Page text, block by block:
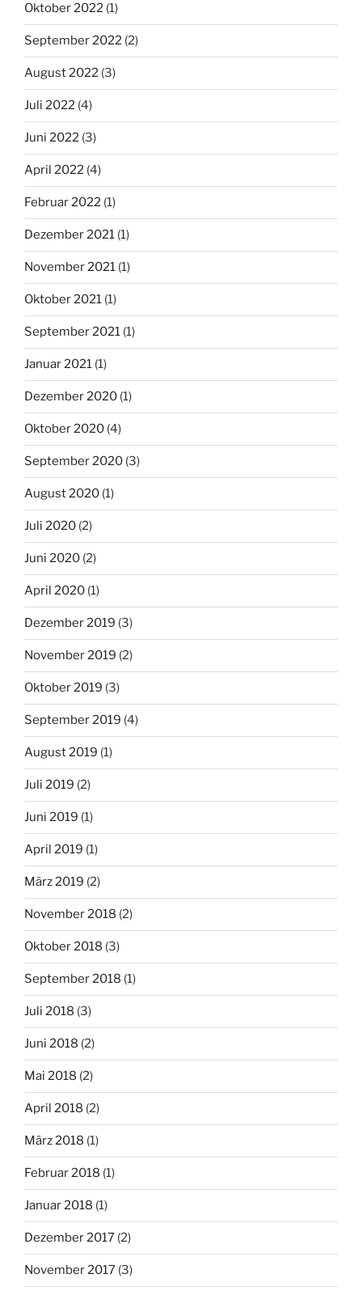
Oktober 2022 (1)
September 2022 (2)
August 2022 (3)
Juli 2022 (4)
Juni 2022 (3)
April 2022 (4)
Februar 2022 (1)
Dezember 2021 (1)
November 2021 (1)
Oktober 2021 (1)
September 2021 (1)
Januar 2021 (1)
Dezember 2020 (1)
Oktober 2020 (4)
September 2020 (3)
August 2020 (1)
Juli 2020 (2)
Juni 2020 (2)
April 2020 (1)
Dezember 2019 (3)
November 2019 (2)
Oktober 2019 (3)
September 2019 (4)
August 2019 (1)
Juli 2019 (2)
Juni 2019 (1)
April 2019 (1)
März 2019 (2)
November 2018 (2)
Oktober 2018 (3)
September 2018 (1)
Juli 2018 (3)
Juni 2018 (2)
Mai 2018 (2)
April 2018 (2)
März 2018 (1)
Februar 2018 (1)
Januar 2018 (1)
Dezember 2017 (2)
November 2017 (3)